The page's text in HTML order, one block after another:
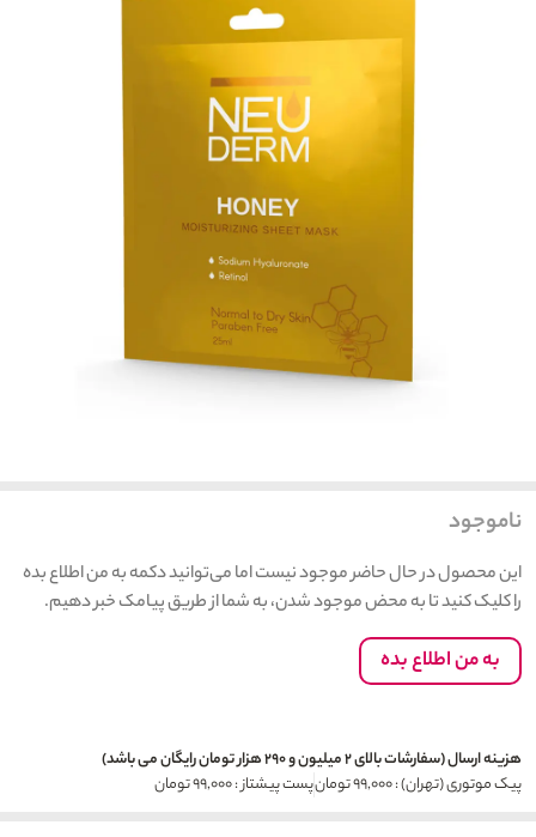
ناموجود
این محصول در حال حاضر موجود نیست اما می‌توانید دکمه به من اطلاع بده
را کلیک کنید تا به محض موجود شدن، به شما از طریق پیامک خبر دهیم.
به من اطلاع بده
هزینه ارسال (سفارشات بالای ۲ میلیون و ۲۹۰ هزار تومان رایگان می باشد)
پیک موتوری (تهران) : ۹۹,۰۰۰ تومان
پست پیشتاز : ۹۹,۰۰۰ تومان